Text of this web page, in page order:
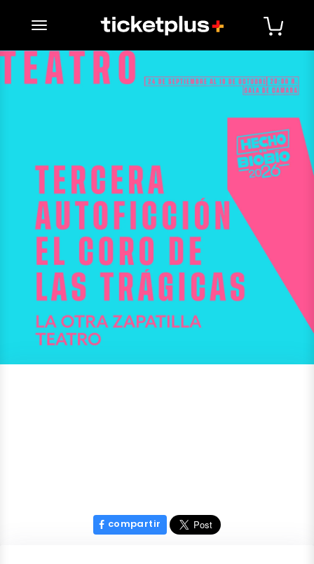
desplegar navegación
compartir